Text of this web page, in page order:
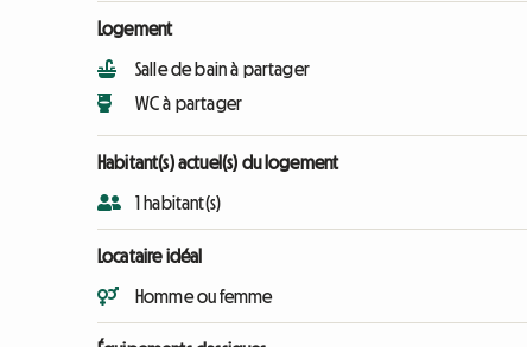
Logement
Salle de bain à partager
WC à partager
Habitant(s) actuel(s) du logement
1 habitant(s)
Locataire idéal
Homme ou femme